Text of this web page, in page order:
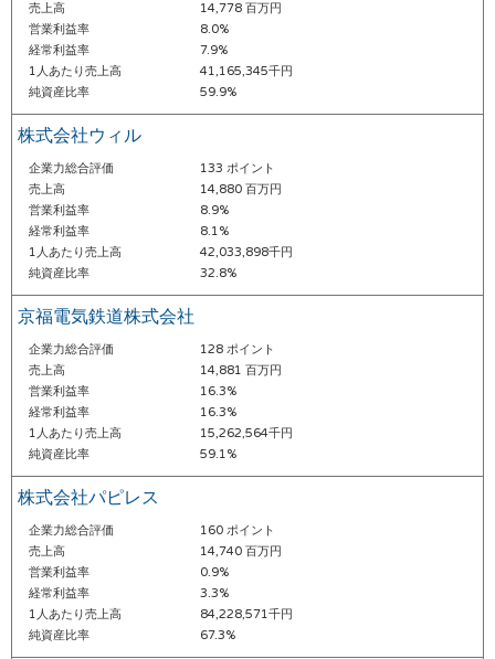
売上高
14,778 百万円
営業利益率
8.0%
経常利益率
7.9%
1人あたり売上高
41,165,345千円
純資産比率
59.9%
株式会社ウィル
企業力総合評価
133 ポイント
売上高
14,880 百万円
営業利益率
8.9%
経常利益率
8.1%
1人あたり売上高
42,033,898千円
純資産比率
32.8%
京福電気鉄道株式会社
企業力総合評価
128 ポイント
売上高
14,881 百万円
営業利益率
16.3%
経常利益率
16.3%
1人あたり売上高
15,262,564千円
純資産比率
59.1%
株式会社パピレス
企業力総合評価
160 ポイント
売上高
14,740 百万円
営業利益率
0.9%
経常利益率
3.3%
1人あたり売上高
84,228,571千円
純資産比率
67.3%